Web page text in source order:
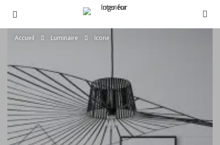
Accueil Luminaire Icone